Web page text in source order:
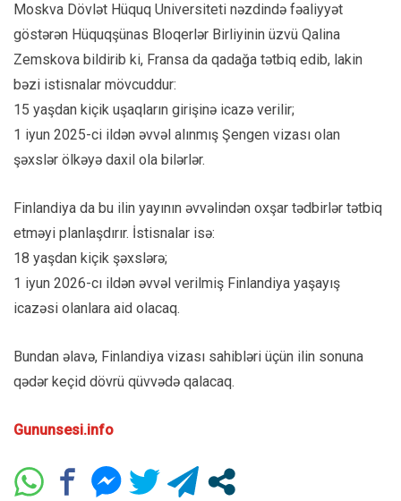
Moskva Dövlət Hüquq Universiteti nəzdində fəaliyyət
göstərən Hüquqşünas Bloqerlər Birliyinin üzvü Qalina
Zemskova bildirib ki, Fransa da qadağa tətbiq edib, lakin
bəzi istisnalar mövcuddur:
15 yaşdan kiçik uşaqların girişinə icazə verilir;
1 iyun 2025-ci ildən əvvəl alınmış Şengen vizası olan
şəxslər ölkəyə daxil ola bilərlər.
Finlandiya da bu ilin yayının əvvəlindən oxşar tədbirlər tətbiq
etməyi planlaşdırır. İstisnalar isə:
18 yaşdan kiçik şəxslərə;
1 iyun 2026-cı ildən əvvəl verilmiş Finlandiya yaşayış
icazəsi olanlara aid olacaq.
Bundan əlavə, Finlandiya vizası sahibləri üçün ilin sonuna
qədər keçid dövrü qüvvədə qalacaq.
Gununsesi.info